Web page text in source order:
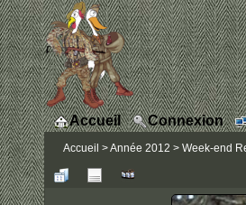
Accueil Connexion
Accueil >Année 2012 > Week-end